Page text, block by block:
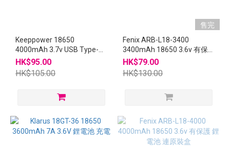
Keeppower 18650
4000mAh 3.7v USB Type-C
有保護 鋰電 充電 電池
P1840TC
HK$95.00
HK$105.00
售完
Fenix ARB-L18-3400
3400mAh 18650 3.6v 有保
護 鋰電池 環保裝
HK$79.00
HK$130.00